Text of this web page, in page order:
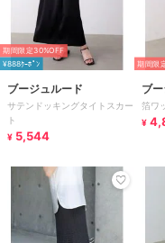
期間限定30%OFF
¥888ｸｰﾎﾟﾝ
ブージュルード
サテンドッキングタイトスカー
ト
¥ 5,544
期間限
ブ
箔ワ
¥